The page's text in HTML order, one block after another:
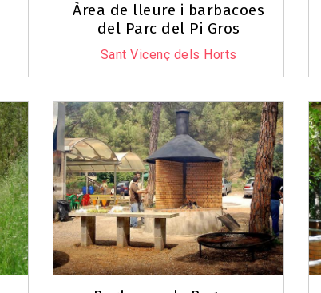
Àrea de lleure i barbacoes
del Parc del Pi Gros
Sant Vicenç dels Horts